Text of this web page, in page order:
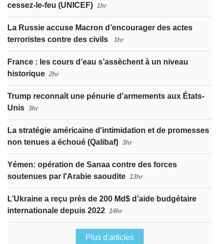
cessez-le-feu (UNICEF) 1hr
La Russie accuse Macron d’encourager des actes
terroristes contre des civils
1hr
France : les cours d’eau s’assèchent à un niveau
historique 2hr
Trump reconnaît une pénurie d'armements aux États-
Unis 3hr
La stratégie américaine d'intimidation et de promesses
non tenues a échoué (Qalibaf) 3hr
Yémen: opération de Sanaa contre des forces
soutenues par l'Arabie saoudite 13hr
L’Ukraine a reçu près de 200 Md$ d’aide budgétaire
internationale depuis 2022 14hr
Plus d'articles